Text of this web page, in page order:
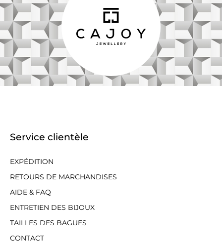
Service clientèle
EXPÉDITION
RETOURS DE MARCHANDISES
AIDE & FAQ
ENTRETIEN DES BIJOUX
TAILLES DES BAGUES
CONTACT